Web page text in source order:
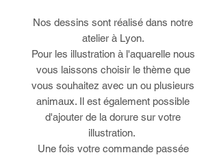
Nos dessins sont réalisé dans notre
atelier à Lyon.
Pour les illustration à l'aquarelle nous
vous laissons choisir le thème que
vous souhaitez avec un ou plusieurs
animaux. Il est également possible
d'ajouter de la dorure sur votre
illustration.
Une fois votre commande passée